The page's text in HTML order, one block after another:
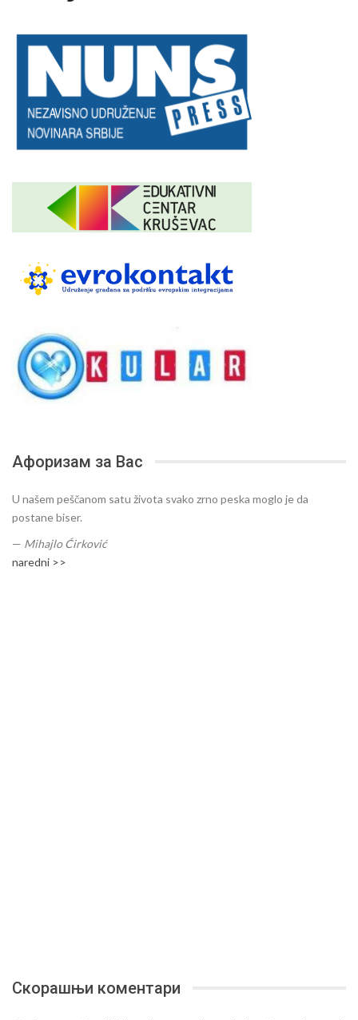
Афоризам за Вас
U našem peščanom satu života svako zrno peska moglo je da
postane biser.
— Mihajlo Ćirković
naredni >>
Скорашњи коментари